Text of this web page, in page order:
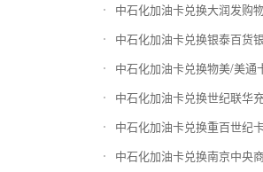
中石化加油卡兑换大润发购
中石化加油卡兑换银泰百货
中石化加油卡兑换物美/美通